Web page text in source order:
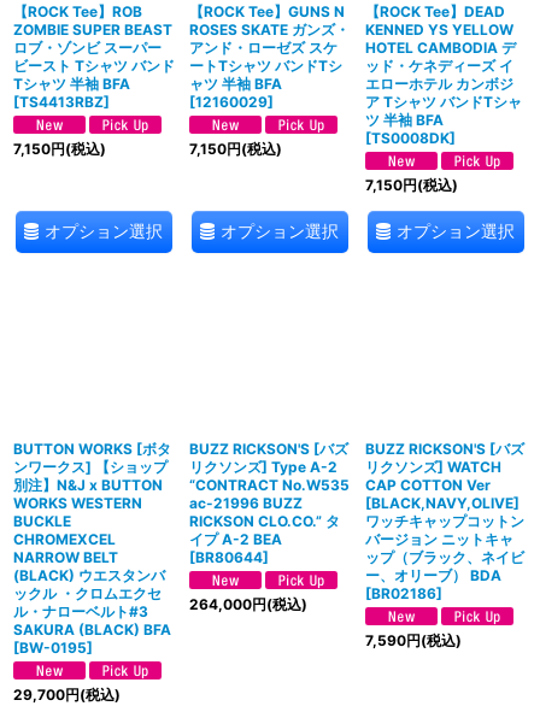
【ROCK Tee】ROB
ZOMBIE SUPER BEAST
ロブ・ゾンビ スーパー
ビースト Tシャツ バンド
Tシャツ 半袖 BFA
[TS4413RBZ]
7,150円(税込)
オプション選択
【ROCK Tee】GUNS N
ROSES SKATE ガンズ・
アンド・ローゼズ スケ
ートTシャツ バンドTシ
ャツ 半袖 BFA
[12160029]
7,150円(税込)
オプション選択
【ROCK Tee】DEAD
KENNED YS YELLOW
HOTEL CAMBODIA デ
ッド・ケネディーズ イ
エローホテル カンボジ
ア Tシャツ バンドTシャ
ツ 半袖 BFA
[TS0008DK]
7,150円(税込)
オプション選択
BUTTON WORKS [ボタ
ンワークス] 【ショップ
別注】N&J x BUTTON
WORKS WESTERN
BUCKLE
CHROMEXCEL
NARROW BELT
(BLACK) ウエスタンバ
ックル ・クロムエクセ
ル・ナローベルト⁡#3
SAKURA (BLACK) BFA
[BW-0195]
29,700円(税込)
BUZZ RICKSON'S [バズ
リクソンズ] Type A-2
“CONTRACT No.W535
ac-21996 BUZZ
RICKSON CLO.CO.” タ
イプ A-2 BEA
[BR80644]
264,000円(税込)
BUZZ RICKSON'S [バズ
リクソンズ] WATCH
CAP COTTON Ver
[BLACK,NAVY,OLIVE]
ワッチキャップコットン
バージョン ニットキャ
ップ（ブラック、ネイビ
ー、オリーブ） BDA
[BR02186]
7,590円(税込)